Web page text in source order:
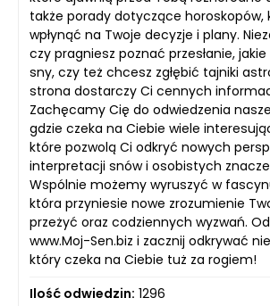
także porady dotyczące horoskopów,
wpłynąć na Twoje decyzje i plany.
czy pragniesz poznać przesłanie,
sny, czy też chcesz zgłębić tajniki
strona dostarczy Ci cennych
Zachęcamy Cię do odwiedzenia
gdzie czeka na Ciebie wiele
które pozwolą Ci odkryć nowych
interpretacji snów i osobistych
Wspólnie możemy wyruszyć w
która przyniesie nowe zrozumienie
przeżyć oraz codziennych wyzwań.
www.Moj-Sen.biz i zacznij odkrywać
który czeka na Ciebie tuż za rogiem!
Ilość odwiedzin: 1296